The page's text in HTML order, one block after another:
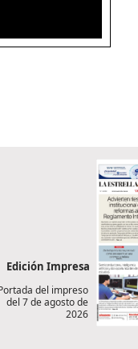
Edición Impresa
del impreso
del 7 de agosto de
2026